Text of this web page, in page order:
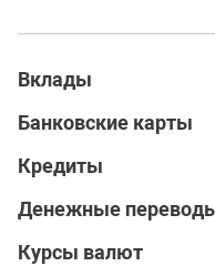
Вклады
Банковские карты
Кредиты
Денежные
Курсы валют